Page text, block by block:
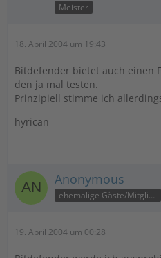
Meister
18. April 2004 um 19:43
Bitdefender bietet auch einen
den ja mal testen.
Prinzipiell stimme ich
hyrican
Anonymous
ehemalige Gäste/Mitglieder
19. April 2004 um 00:28